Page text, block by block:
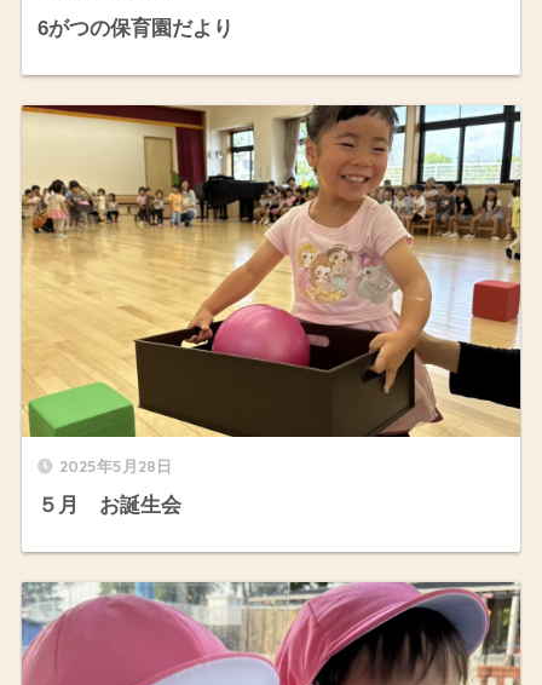
6がつの保育園だより
2025年5月28日
５月 お誕生会